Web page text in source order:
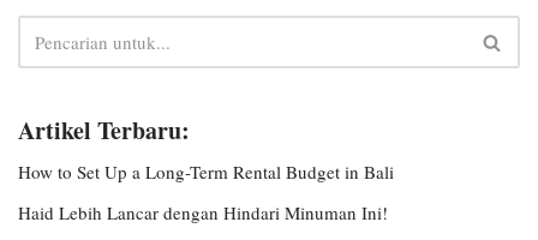
Artikel Terbaru:
How to Set Up a Long-Term Rental Budget in Bali
Haid Lebih Lancar dengan Hindari Minuman Ini!